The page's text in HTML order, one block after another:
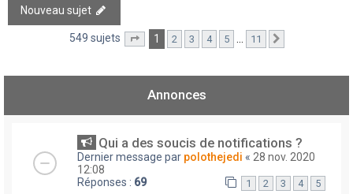
Nouveau sujet
549 sujets Page sur11
1 2 3 4 5 … 11
Annonces
Qui a des soucis de notifications ?
Dernier message par polothejedi « 28 nov. 2020
12:08
Réponses : 69 1 2 3 4 5